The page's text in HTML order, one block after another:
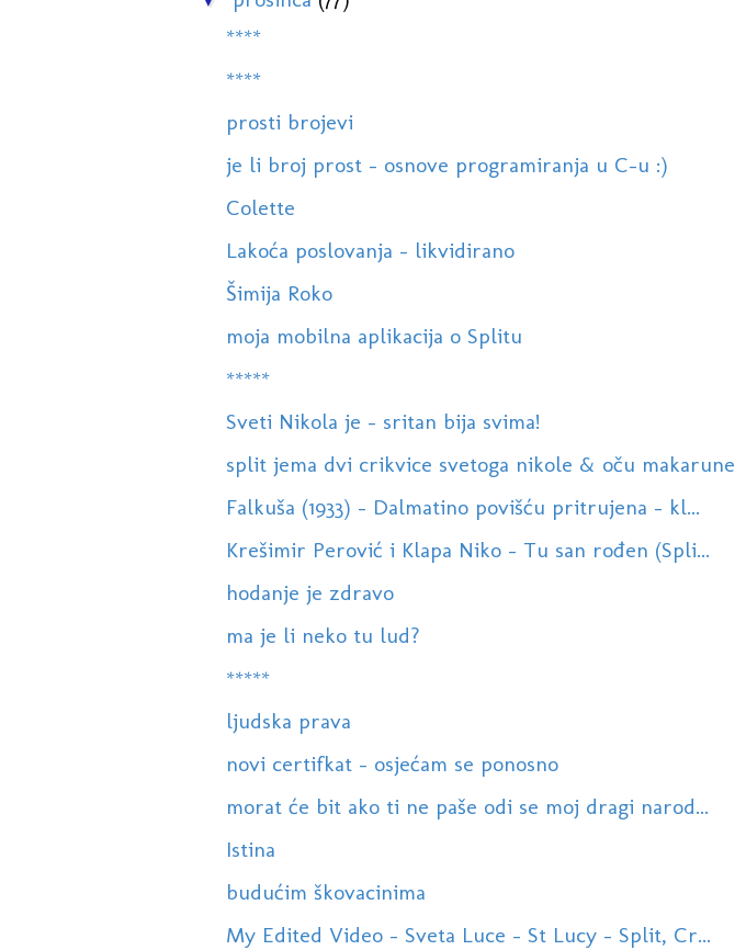
****
****
prosti brojevi
je li broj prost - osnove programiranja u C-u :)
Colette
Lakoća poslovanja - likvidirano
Šimija Roko
moja mobilna aplikacija o Splitu
*****
Sveti Nikola je - sritan bija svima!
split jema dvi crikvice svetoga nikole & oču makarune
Falkuša (1933) - Dalmatino povišću pritrujena - kl...
Krešimir Perović i Klapa Niko - Tu san rođen (Spli...
hodanje je zdravo
ma je li neko tu lud?
*****
ljudska prava
novi certifkat - osjećam se ponosno
morat će bit ako ti ne paše odi se moj dragi narod...
Istina
budućim škovacinima
My Edited Video - Sveta Luce - St Lucy - Split, Cr...